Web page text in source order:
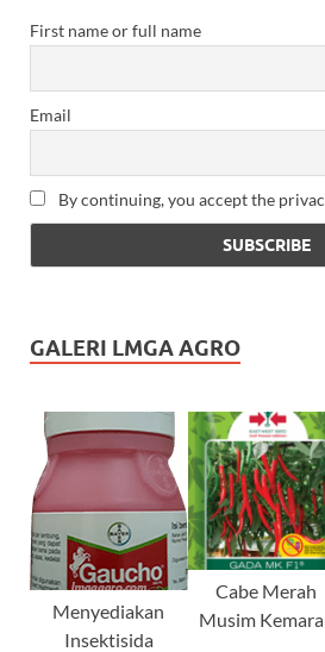
First name or full name
Email
By continuing, you accept the
GALERI LMGA AGRO
Menyediakan
Insektisida
Cabe Merah
Musim